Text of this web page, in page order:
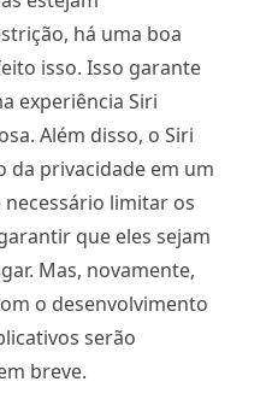
há uma boa
isso. Isso garante
experiência Siri
Além disso, o Siri
da privacidade em um
limitar os
que eles sejam
Mas, novamente,
o desenvolvimento
serão
breve.